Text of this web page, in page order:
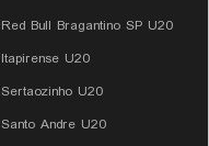
Red Bull Bragantino SP U20
Itapirense U20
Sertaozinho U20
Santo Andre U20